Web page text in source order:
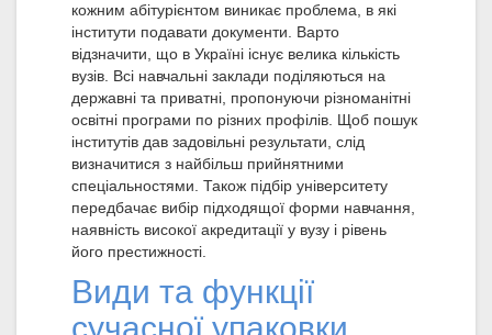
кожним абітурієнтом виникає проблема, в які
інститути подавати документи. Варто
відзначити, що в Україні існує велика кількість
вузів. Всі навчальні заклади поділяються на
державні та приватні, пропонуючи різноманітні
освітні програми по різних профілів. Щоб пошук
інститутів дав задовільні результати, слід
визначитися з найбільш прийнятними
спеціальностями. Також підбір університету
передбачає вибір підходящої форми навчання,
наявність високої акредитації у вузу і рівень
його престижності.
Види та функції